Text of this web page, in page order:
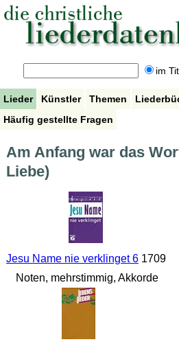
im
Lieder Künstler Themen
Häufig gestellte Fragen
Am Anfang war das
Liebe)
Jesu Name nie verklinget 61709
Noten, mehrstimmig, Akkorde